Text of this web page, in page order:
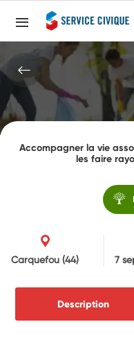
Accompagner la vie
les faire
Carquefou (44) 7
Description